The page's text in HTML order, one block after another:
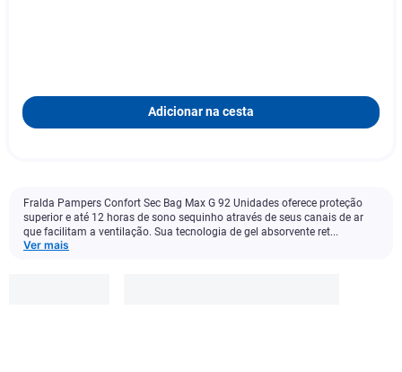
Adicionar na cesta
Fralda Pampers Confort Sec Bag Max G 92 Unidades oferece proteção
superior e até 12 horas de sono sequinho através de seus canais de ar
que facilitam a ventilação. Sua tecnologia de gel absorvente ret...
Ver mais